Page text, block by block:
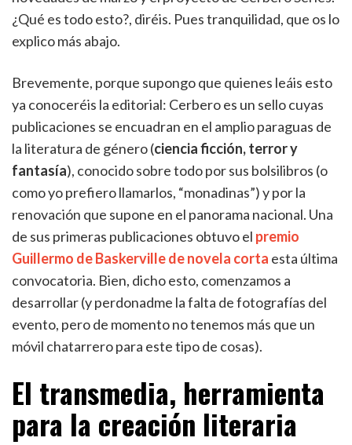
¿Qué es todo esto?, diréis. Pues tranquilidad, que os lo
explico más abajo.
Brevemente, porque supongo que quienes leáis esto
ya conoceréis la editorial: Cerbero es un sello cuyas
publicaciones se encuadran en el amplio paraguas de
la literatura de género (ciencia ficción, terror y
fantasía), conocido sobre todo por sus bolsilibros (o
como yo prefiero llamarlos, “monadinas”) y por la
renovación que supone en el panorama nacional. Una
de sus primeras publicaciones obtuvo el premio
Guillermo de Baskerville de novela corta esta última
convocatoria. Bien, dicho esto, comenzamos a
desarrollar (y perdonadme la falta de fotografías del
evento, pero de momento no tenemos más que un
móvil chatarrero para este tipo de cosas).
El transmedia, herramienta
para la creación literaria